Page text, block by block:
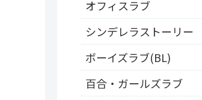
オフィスラブ
シンデレラストーリー
ボーイズラブ(BL)
百合・ガールズラブ